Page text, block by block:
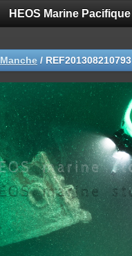
HEOS Marine Pacifique
Manche / REF201308210793